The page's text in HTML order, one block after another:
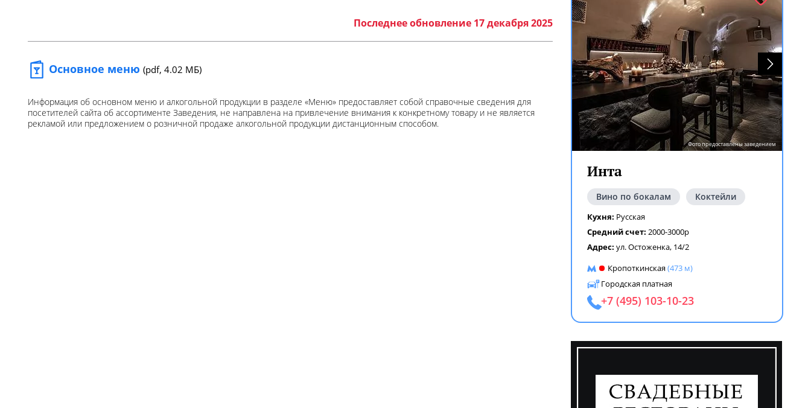
Последнее обновление 17 декабря 2025
Основное меню (pdf, 4.02 МБ)
Информация об основном меню и алкогольной продукции в разделе «Меню» предоставляет собой справочные сведения для
посетителей сайта об ассортименте Заведения, не направлена на привлечение внимания к конкретному товару и не является
рекламой или предложением о розничной продаже алкогольной продукции дистанционным способом.
Фото предоставлены заведением
Инта
Вино по бокалам Коктейли
Кухня: Русская
Средний счет: 2000-3000р
Адрес: ул. Остоженка, 14/2
Кропоткинская(473 м)
Городская платная
+7 (495) 103-10-23